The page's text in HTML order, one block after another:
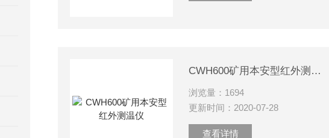
CWH600矿用本安型红外测温仪
浏览量：1694
更新时间：2020-07-28
查看详情